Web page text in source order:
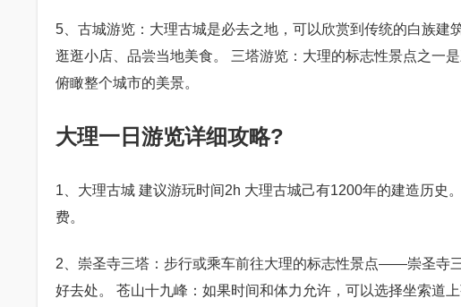
5、古城游览：大理古城是必去之地，可以欣赏到传统的白族
逛逛小店、品尝当地美食。 三塔游览：大理的标志性景点之一
俯瞰整个城市的美景。
大理一日游览详细攻略?
1、大理古城 建议游玩时间2h 大理古城己有1200年的建造历史
费。
2、崇圣寺三塔：步行或乘车前往大理的标志性景点——崇圣寺
好去处。 苍山十九峰：如果时间和体力允许，可以选择坐索道